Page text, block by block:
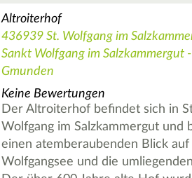
Altroiterhof
436939 St. Wolfgang im
Sankt Wolfgang im Salzkammergut
Gmunden
Keine Bewertungen
Der Altroiterhof befindet sich in
Wolfgang im Salzkammergut und
einen atemberaubenden Blick auf
Wolfgangsee und die